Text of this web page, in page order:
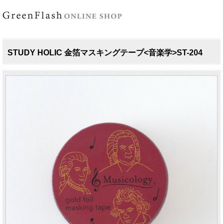
STUDY HOLIC 金箔マスキングテープ<音楽学>ST-204